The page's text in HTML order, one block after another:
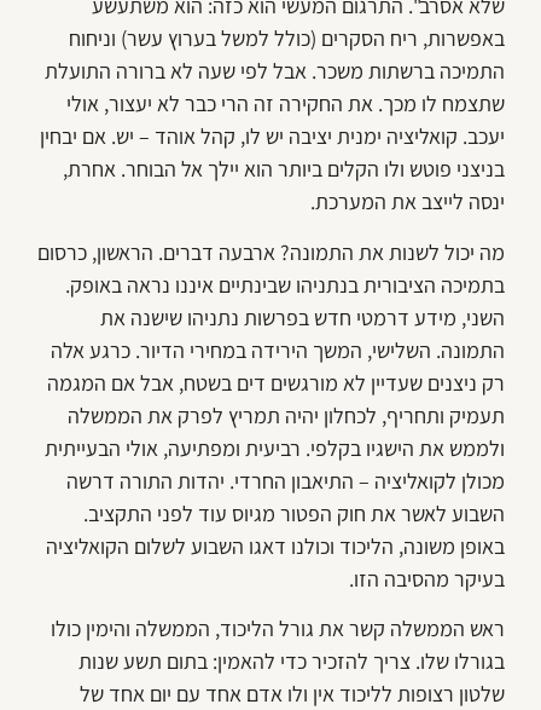
שלא אסרב". התרגום המעשי הוא כזה: הוא משתעשע
באפשרות, ריח הסקרים (כולל למשל בערוץ עשר) וניחוח
התמיכה ברשתות משכר. אבל לפי שעה לא ברורה התועלת
שתצמח לו מכך. את החקירה זה הרי כבר לא יעצור, אולי
יעכב. קואליציה ימנית יציבה יש לו, קהל אוהד – יש. אם יבחין
בניצני פוטש ולו הקלים ביותר הוא יילך אל הבוחר. אחרת,
ינסה לייצב את המערכת.
מה יכול לשנות את התמונה? ארבעה דברים. הראשון, כרסום
בתמיכה הציבורית בנתניהו שבינתיים איננו נראה באופק.
השני, מידע דרמטי חדש בפרשות נתניהו שישנה את
התמונה. השלישי, המשך הירידה במחירי הדיור. כרגע אלה
רק ניצנים שעדיין לא מורגשים דים בשטח, אבל אם המגמה
תעמיק ותחריף, לכחלון יהיה תמריץ לפרק את הממשלה
ולממש את הישגיו בקלפי. רביעית ומפתיעה, אולי הבעייתית
מכולן לקואליציה – התיאבון החרדי. יהדות התורה דרשה
השבוע לאשר את חוק הפטור מגיוס עוד לפני התקציב.
באופן משונה, הליכוד וכולנו דאגו השבוע לשלום הקואליציה
בעיקר מהסיבה הזו.
ראש הממשלה קשר את גורל הליכוד, הממשלה והימין כולו
בגורלו שלו. צריך להזכיר כדי להאמין: בתום תשע שנות
שלטון רצופות לליכוד אין ולו אדם אחד עם יום אחד של